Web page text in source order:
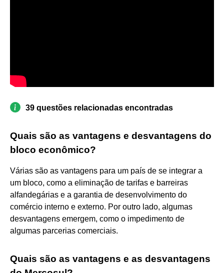
39 questões relacionadas encontradas
Quais são as vantagens e desvantagens do
bloco econômico?
Várias são as vantagens para um país de se integrar a
um bloco, como a eliminação de tarifas e barreiras
alfandegárias e a garantia de desenvolvimento do
comércio interno e externo. Por outro lado, algumas
desvantagens emergem, como o impedimento de
algumas parcerias comerciais.
Quais são as vantagens e as desvantagens